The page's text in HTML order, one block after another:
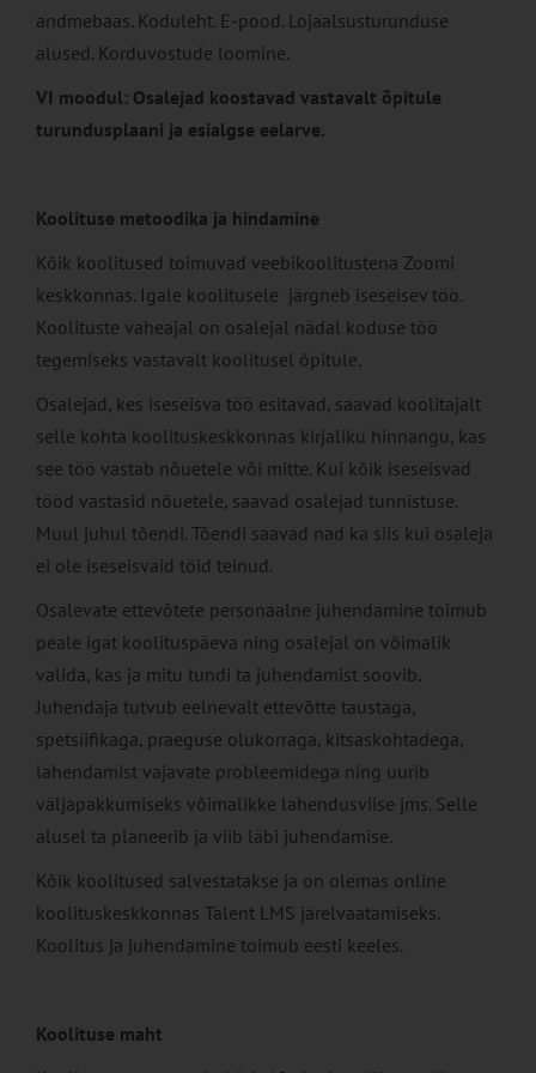
andmebaas. Koduleht. E-pood. Lojaalsusturunduse
alused. Korduvostude loomine.
VI moodul: Osalejad koostavad vastavalt õpitule
turundusplaani ja esialgse eelarve.
Koolituse metoodika ja hindamine
Kõik koolitused toimuvad veebikoolitustena Zoomi
keskkonnas. Igale koolitusele järgneb iseseisev töö.
Koolituste vaheajal on osalejal nädal koduse töö
tegemiseks vastavalt koolitusel õpitule.
Osalejad, kes iseseisva töö esitavad, saavad koolitajalt
selle kohta koolituskeskkonnas kirjaliku hinnangu, kas
see töö vastab nõuetele või mitte. Kui kõik iseseisvad
tööd vastasid nõuetele, saavad osalejad tunnistuse.
Muul juhul tõendi. Tõendi saavad nad ka siis kui osaleja
ei ole iseseisvaid töid teinud.
Osalevate ettevõtete personaalne juhendamine toimub
peale igat koolituspäeva ning osalejal on võimalik
valida, kas ja mitu tundi ta juhendamist soovib.
Juhendaja tutvub eelnevalt ettevõtte taustaga,
spetsiifikaga, praeguse olukorraga, kitsaskohtadega,
lahendamist vajavate probleemidega ning uurib
väljapakkumiseks võimalikke lahendusviise jms. Selle
alusel ta planeerib ja viib läbi juhendamise.
Kõik koolitused salvestatakse ja on olemas online
koolituskeskkonnas Talent LMS järelvaatamiseks.
Koolitus ja juhendamine toimub eesti keeles.
Koolituse maht